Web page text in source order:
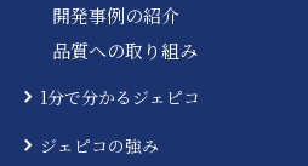
開発事例の紹介
品質への取り組み
1分で分かるジェピコ
ジェピコの強み